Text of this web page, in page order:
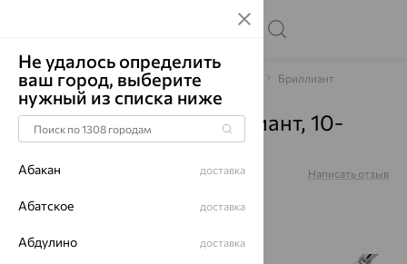
Главная Каталог Браслеты декоративные Бриллиант
Браслет, золото, бриллиант, 10-
220409-00-00
Артикул: Написать отзыв
Не удалось определить
ваш город, выберите
нужный из списка ниже
Абакан доставка
Абатское доставка
Абдулино доставка